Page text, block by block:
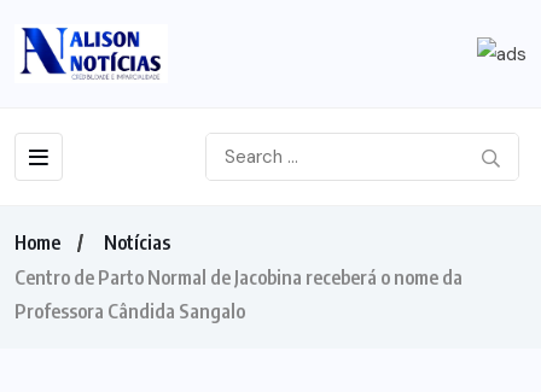
Home
Notícias
Centro de Parto Normal de Jacobina receberá o nome da
Professora Cândida Sangalo